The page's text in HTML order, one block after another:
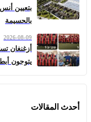
بتعيين
بالحسيمة
2026-08-09
أزغنغان
يتوجون
أحدث المقالات